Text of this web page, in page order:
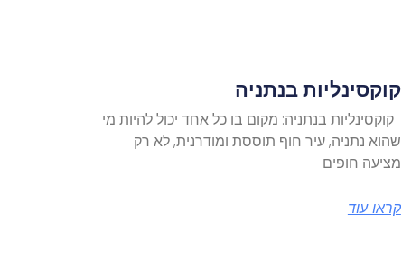
קוקסינליות בנתניה
קוקסינליות בנתניה: מקום בו כל אחד יכול להיות מי
שהוא נתניה, עיר חוף תוססת ומודרנית, לא רק
מציעה חופים
קראו עוד